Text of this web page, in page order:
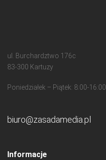
ul. Burchardztwo 176c
83-300 Kartuzy
Poniedziałek – Piątek: 8:00-16:00
biuro@zasadamedia.pl
Informacje